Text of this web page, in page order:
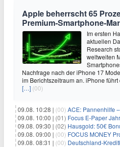
Apple beherrscht 65
Premium-Smartphone-
Im ersten
aktuellen
Research
weltweiten
Nachfrage nach der iPhone 17
im Berichtszeitraum an. iPhone
[…] (00)
09.08. 10:28 | (00) ACE: Pannenhilfe – alle
09.08. 10:00 | (01) Focus E-Paper Jahresabo: 52
09.08. 09:30 | (02) Hausgold: 50€ Bonus
09.08. 09:00 | (00) FOCUS MONEY
09.08. 08:31 | (00) Deutschland-Kreditkarte